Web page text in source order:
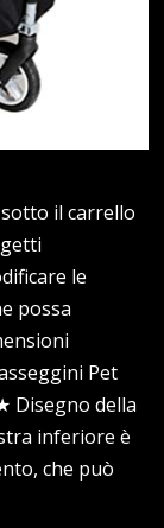
il carrello
le
possa
Pet
Disegno della
inferiore è
che può